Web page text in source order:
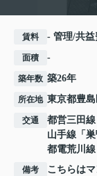
賃料 - 管理/共益
面積 -
築年数 築26年
所在地 東京都豊
交通 都営三田線
山手線 「
都電荒川線
備考
こちらは